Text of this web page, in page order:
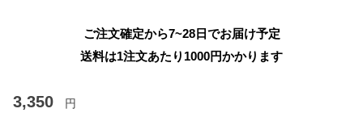
ご注文確定から7~28日でお届け予定
送料は1注文あたり 1000円かかります
3,350 円